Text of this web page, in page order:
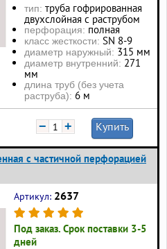
тип: труба гофрированная
двухслойная с раструбом
перфорация: полная
класс жесткости: SN 8-9
диаметр наружный: 315 мм
диаметр внутренний: 271
мм
длина труб (без учета
раструба): 6 м
− + Купить
с частичной перфорацией
Артикул: 2637
Под заказ. Срок поставки 3-5
дней